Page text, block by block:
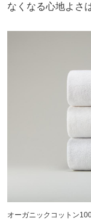
なくなる心地よさ
オーガニックコットン